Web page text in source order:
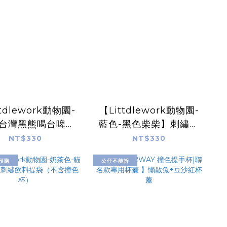
動物園-
灣黑熊喝台啤】
料提袋（不含撞
NT$330
【Littdlework動物園-
藍色-黑色柴柴】刺繡飲
料提袋（不含撞色杯）
NT$330
購 公仔不能拆